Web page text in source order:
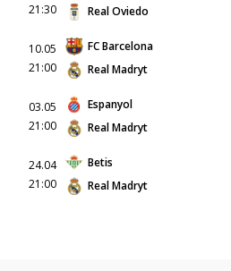
21:30
Real Oviedo
10.05
21:00
FC Barcelona
Real Madryt
03.05
21:00
Espanyol
Real Madryt
24.04
21:00
Betis
Real Madryt